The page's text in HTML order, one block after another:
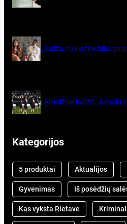
„Judita, tu vis tiek būsi
Į Alsėdžius kvietė ,,Alsiedu
Kategorijos
5 produktai Aktualijos
Gyvenimas Iš posėdžių
Kas vyksta Rietave